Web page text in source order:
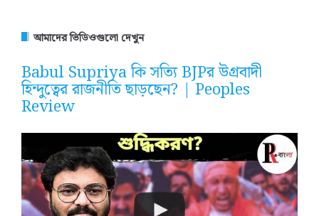
আমাদের ভিডিওগুলো দেখুন
Babul Supriya কি সত্যি BJPর উগ্রবাদী
হিন্দুত্বের রাজনীতি ছাড়ছেন? | Peoples
Review